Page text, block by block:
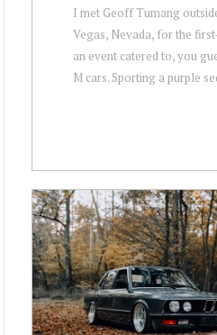
I met Geoff Tumang
Vegas, Nevada, for the
an event catered to, you
M cars. Sporting a purple